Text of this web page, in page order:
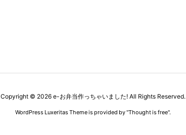
Copyright © 2026 e-お弁当作っちゃいました! All Rights Reserved.
WordPress Luxeritas Theme is provided by "Thought is free".